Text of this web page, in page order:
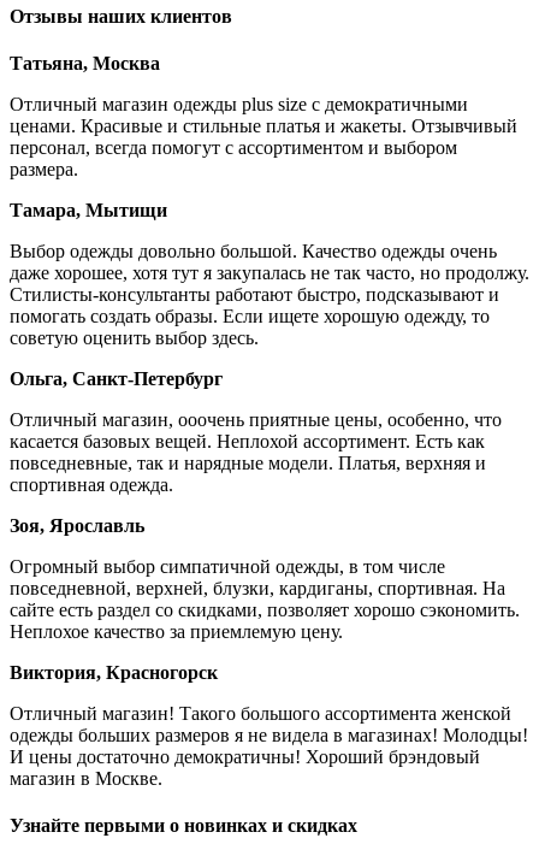
Отзывы наших клиентов
Татьяна, Москва
Отличный магазин одежды plus size с демократичными
ценами. Красивые и стильные платья и жакеты. Отзывчивый
персонал, всегда помогут с ассортиментом и выбором
размера.
Тамара, Мытищи
Выбор одежды довольно большой. Качество одежды очень
даже хорошее, хотя тут я закупалась не так часто, но продолжу.
Стилисты-консультанты работают быстро, подсказывают и
помогать создать образы. Если ищете хорошую одежду, то
советую оценить выбор здесь.
Ольга, Санкт-Петербург
Отличный магазин, ооочень приятные цены, особенно, что
касается базовых вещей. Неплохой ассортимент. Есть как
повседневные, так и нарядные модели. Платья, верхняя и
спортивная одежда.
Зоя, Ярославль
Огромный выбор симпатичной одежды, в том числе
повседневной, верхней, блузки, кардиганы, спортивная. На
сайте есть раздел со скидками, позволяет хорошо сэкономить.
Неплохое качество за приемлемую цену.
Виктория, Красногорск
Отличный магазин! Такого большого ассортимента женской
одежды больших размеров я не видела в магазинах! Молодцы!
И цены достаточно демократичны! Хороший брэндовый
магазин в Москве.
Узнайте первыми о новинках и скидках